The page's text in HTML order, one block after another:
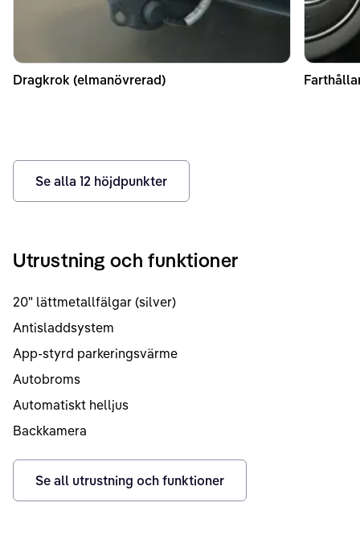
Dragkrok (elmanövrerad)
Se alla 12 höjdpunkter
Utrustning och funktioner
20" lättmetallfälgar (silver)
Antisladdsystem
App-styrd parkeringsvärme
Autobroms
Automatiskt helljus
Backkamera
Se all utrustning och funktioner